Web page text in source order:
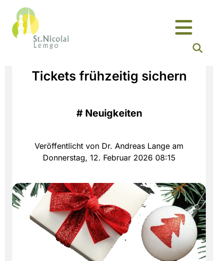
Tickets frühzeitig sichern
# Neuigkeiten
Veröffentlicht von Dr. Andreas Lange am
Donnerstag, 12. Februar 2026 08:15